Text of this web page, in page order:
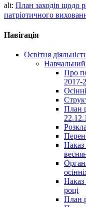
alt: План заходів щодо
патріотичного
Навігація
Освітня
Про
2017-
План
Наказ
Наказ
році
План